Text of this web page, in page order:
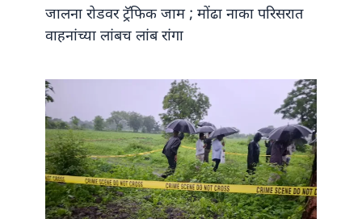
जालना रोडवर ट्रॅफिक जाम ; मोंढा नाका परिसरात
वाहनांच्या लांबच लांब रांगा